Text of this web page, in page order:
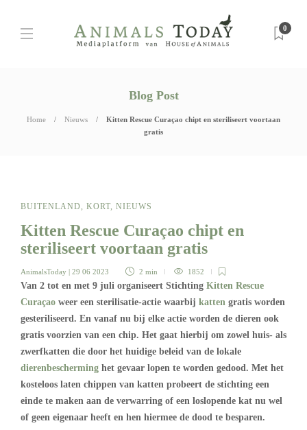
0
Blog Post
Home Nieuws
Kitten Rescue Curaçao chipt en steriliseert voortaan
gratis
BUITENLAND, KORT, NIEUWS
Kitten Rescue Curaçao chipt en
steriliseert voortaan gratis
AnimalsToday | 29 06 2023 2 min 1852
Van 2 tot en met 9 juli organiseert Stichting Kitten Rescue
Curaçao weer een sterilisatie-actie waarbij katten gratis worden
gesteriliseerd. En vanaf nu bij elke actie worden de dieren ook
gratis voorzien van een chip. Het gaat hierbij om zowel huis- als
zwerfkatten die door het huidige beleid van de lokale
dierenbescherming het gevaar lopen te worden gedood. Met het
kosteloos laten chippen van katten probeert de stichting een
einde te maken aan de verwarring of een loslopende kat nu wel
of geen eigenaar heeft en hen hiermee de dood te besparen.